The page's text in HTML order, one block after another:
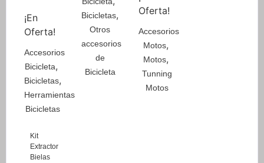
¡En
Oferta!
Accesorios
Bicicleta,
Bicicletas,
Herramientas
Bicicletas
Kit
Extractor
Bielas
Bicicletas,
Otros
accesorios
de
Bicicleta
Oferta!
Accesorios
Motos,
Motos,
Tunning
Motos